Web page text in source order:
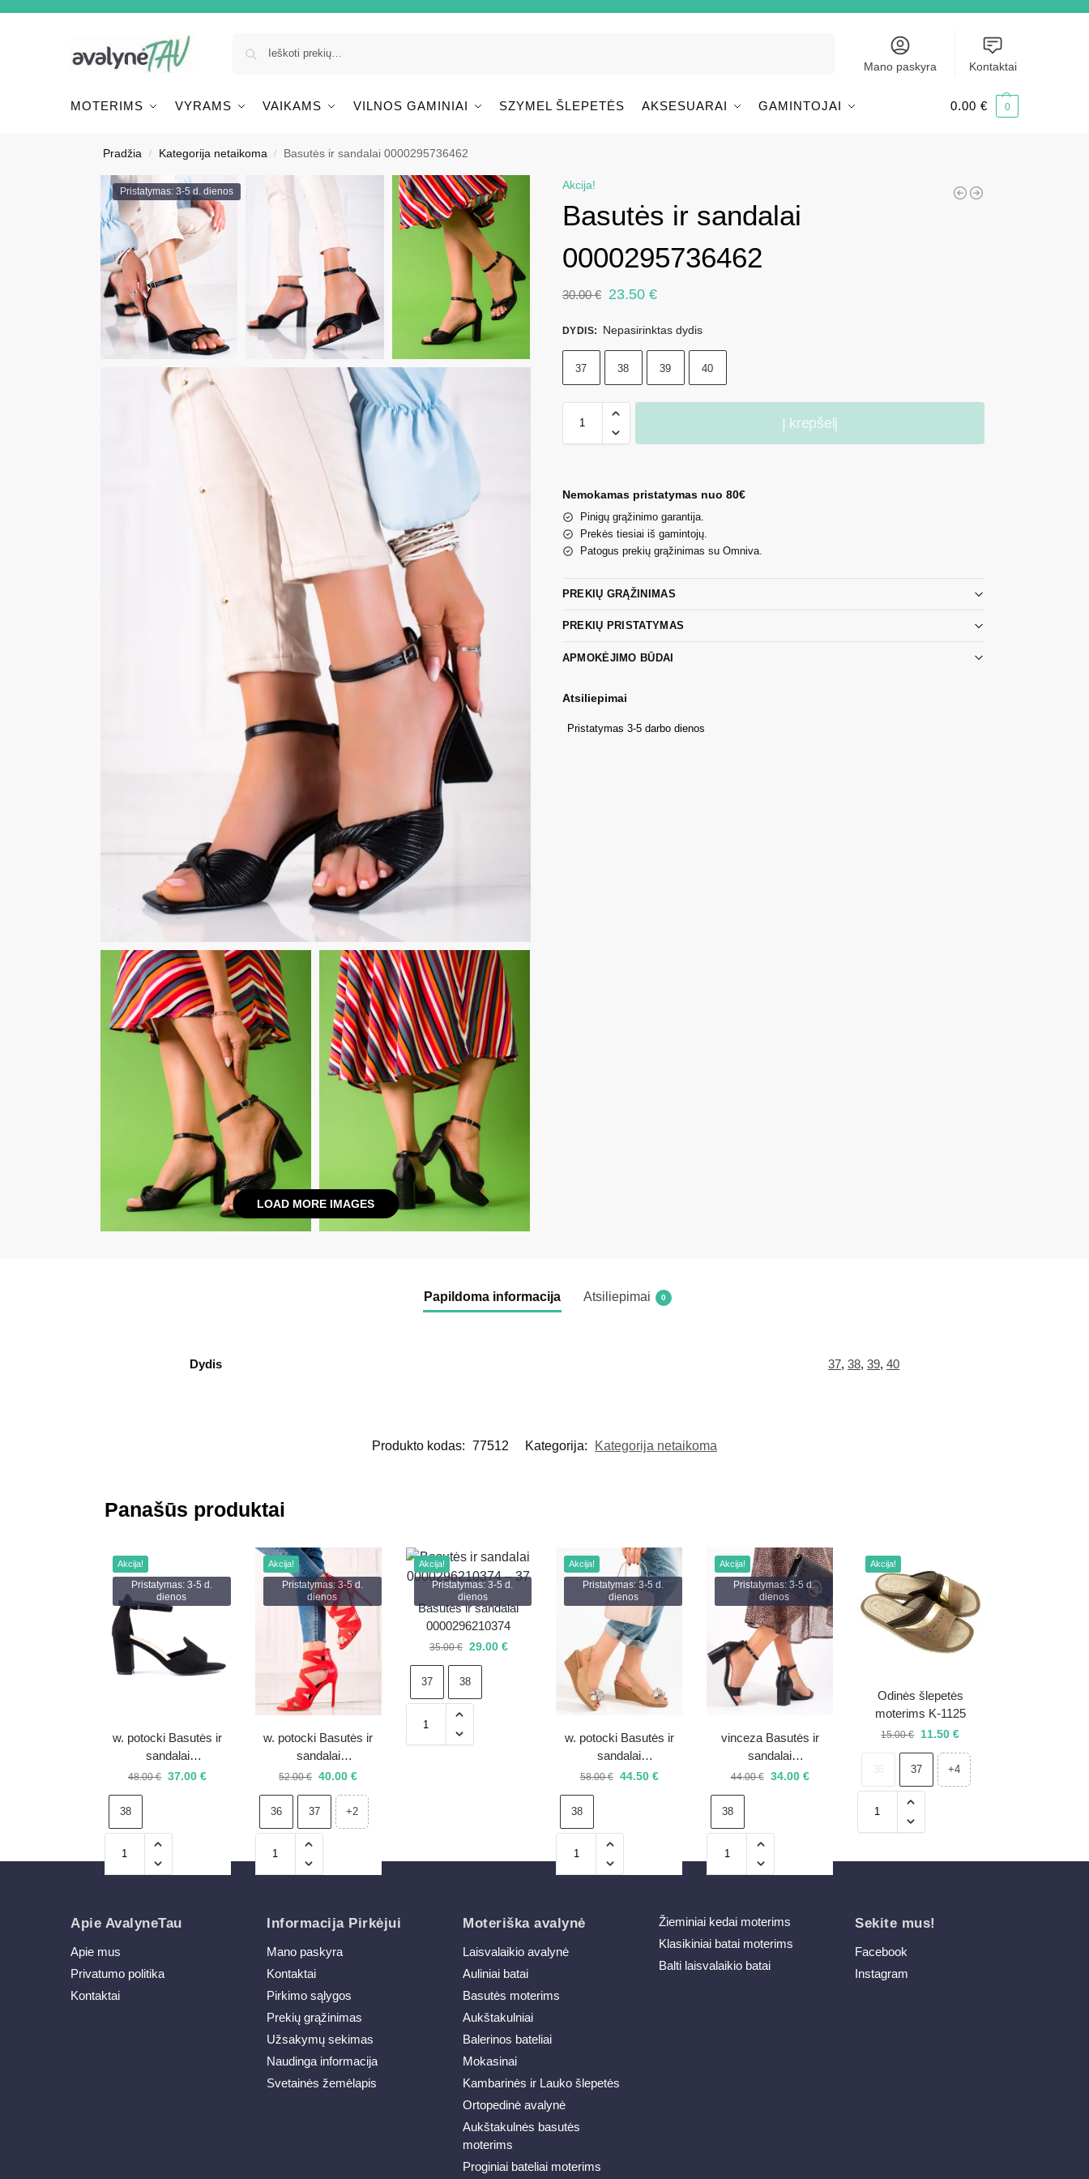
Mano paskyra Kontaktai
MOTERIMS VYRAMS VAIKAMS VILNOS GAMINIAI SZYMEL ŠLEPETĖS AKSESUARAI GAMINTOJAI 0.00 € 0
Pradžia / Kategorija netaikoma / Basutės ir sandalai 0000295736462
Pristatymas: 3-5 d. dienos
LOAD MORE IMAGES
Akcija!
Basutės ir sandalai
0000295736462
30.00€ 23.50 €
DYDIS: Nepasirinktas dydis
37 38 39 40
Į krepšelį
Nemokamas pristatymas nuo 80€
Pinigų grąžinimo garantija.
Prekės tiesiai iš gamintojų.
Patogus prekių grąžinimas su Omniva.
PREKIŲ GRĄŽINIMAS
PREKIŲ PRISTATYMAS
APMOKĖJIMO BŪDAI
Atsiliepimai
Pristatymas 3-5 darbo dienos
Papildoma informacija Atsiliepimai 0
Dydis 37, 38, 39, 40
Produkto kodas: 77512 Kategorija: Kategorija netaikoma
Panašūs produktai
Akcija!
Pristatymas: 3-5 d.
dienos
w. potocki Basutės ir
sandalai
0000296175949
48.00€ 37.00€
38
Akcija!
Pristatymas: 3-5 d.
dienos
w. potocki Basutės ir
sandalai
0000295607489
52.00€ 40.00€
36 37 +2
Akcija!
Pristatymas: 3-5 d.
dienos
Basutės ir sandalai
0000296210374
35.00€ 29.00 €
37 38
Akcija!
Pristatymas: 3-5 d.
dienos
w. potocki Basutės ir
sandalai
0000296151691
58.00€ 44.50 €
38
Akcija!
Pristatymas: 3-5 d.
dienos
vinceza Basutės ir
sandalai
0000296134342
44.00€ 34.00 €
38
Akcija!
Odinės šlepetės
moterims K-1125
15.00€ 11.50€
37 +4
Apie AvalyneTau
Apie mus
Privatumo politika
Kontaktai
Informacija Pirkėjui
Mano paskyra
Kontaktai
Pirkimo sąlygos
Prekių grąžinimas
Užsakymų sekimas
Naudinga informacija
Svetainės žemėlapis
Moteriška avalynė
Laisvalaikio avalynė
Auliniai batai
Basutės moterims
Aukštakulniai
Balerinos bateliai
Mokasinai
Kambarinės ir Lauko šlepetės
Ortopedinė avalynė
Aukštakulnės basutės
moterims
Proginiai bateliai moterims
Žieminiai kedai moterims
Klasikiniai batai moterims
Balti laisvalaikio batai
Sekite mus!
Facebook
Instagram